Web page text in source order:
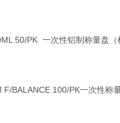
50/PK 一次性铝制称量盘
F/BALANCE 100/PK一次性称